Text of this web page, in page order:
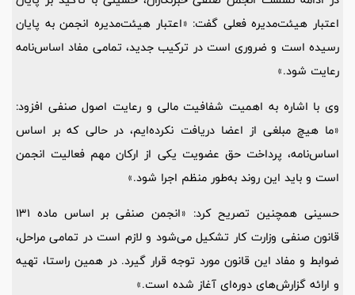
اعتبار هیئت‌مدیره فعلی گفت: «اعتبار هیئت‌مدیره انجمن به پایان
رسیده است و ضروری است در ترکیب جدید، تمامی مفاد اساس‌نامه
رعایت شود.»
وی با اشاره به اهمیت شفافیت مالی و رعایت اصول صنفی افزود:
«ما هیچ مبلغی از اعضا دریافت نکرده‌ایم، در حالی که بر اساس
اساس‌نامه، پرداخت حق عضویت یکی از ارکان مهم فعالیت انجمن
است و باید این روند به‌طور منظم اجرا شود.»
حسینی همچنین تصریح کرد: «انجمن صنفی بر اساس ماده 131
قانون صنفی وزارت کار تشکیل می‌شود و لازم است در تمامی مراحل،
ضوابط و مفاد این قانون مورد توجه قرار گیرد. در همین راستا، تهیه
و ارائه گزارش‌های دوره‌ای آغاز شده است.»